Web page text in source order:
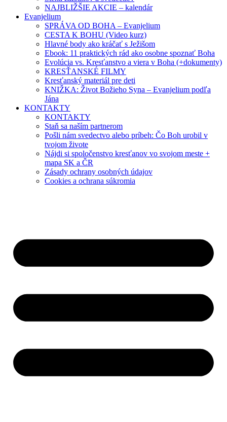
NAJBLIŽŠIE AKCIE – kalendár
Evanjelium
SPRÁVA OD BOHA – Evanjelium
CESTA K BOHU (Video kurz)
Hlavné body ako kráčať s Ježišom
Ebook: 11 praktických rád ako osobne spoznať Boha
Evolúcia vs. Kresťanstvo a viera v Boha (+dokumenty)
KRESŤANSKÉ FILMY
Kresťanský materiál pre deti
KNIŽKA: Život Božieho Syna – Evanjelium podľa
Jána
KONTAKTY
KONTAKTY
Staň sa naším partnerom
Pošli nám svedectvo alebo príbeh: Čo Boh urobil v
tvojom živote
Nájdi si spoločenstvo kresťanov vo svojom meste +
mapa SK a ČR
Zásady ochrany osobných údajov
Cookies a ochrana súkromia